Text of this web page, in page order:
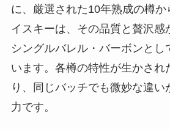
に、厳選された10年熟成の樽か
イスキーは、その品質と贅沢感
シングルバレル・バーボンとし
います。各樽の特性が生かされ
り、同じバッチでも微妙な違い
力です。